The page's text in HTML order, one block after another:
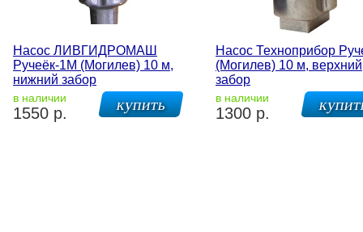
Насос ЛИВГИДРОМАШ
Ручеёк-1М (Могилев) 10 м,
нижний забор
в наличии
1550 р.
Насос Техноприбор
(Могилев) 10 м, верхний
забор
в наличии
1300 р.